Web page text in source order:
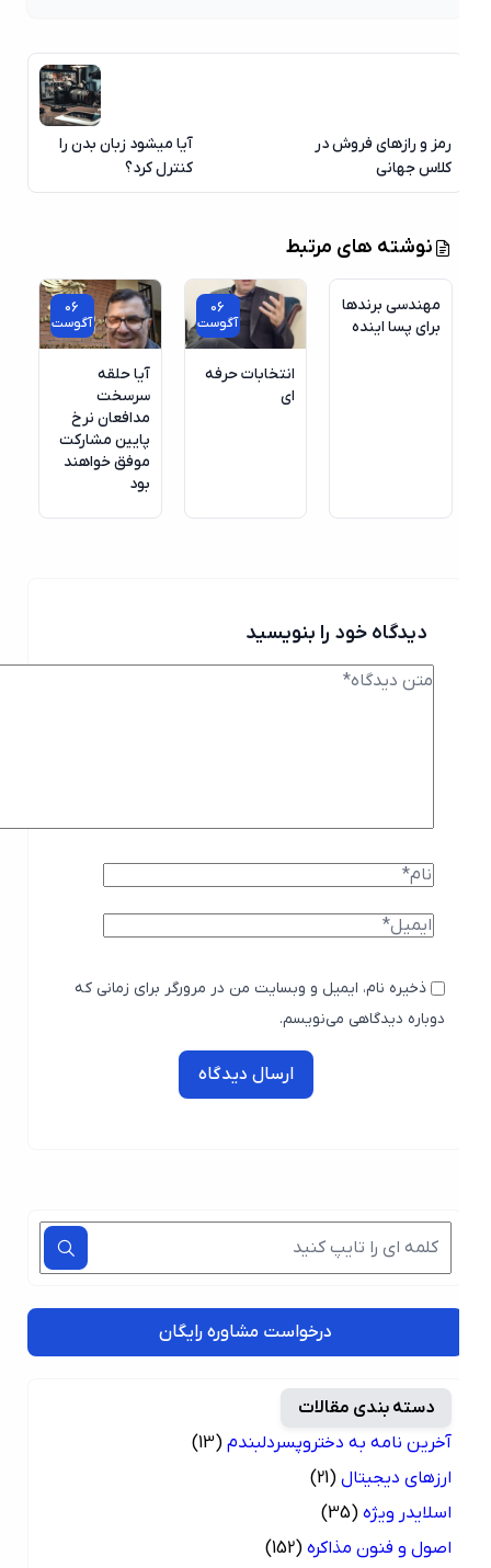
رمز و رازهای فروش در
کلاس جهانی
آیا میشود زبان بدن را
کنترل کرد؟
نوشته های مرتبط
مهندسی برندها
برای پسا اینده
06
آگوست
انتخابات حرفه
06
آگوست
آیا حلقه
سرسخت
مدافعان نرخ
پایین مشارکت
موفق خواهند
دیدگاه خود را بنویسید
ذخیره نام، ایمیل و وبسایت من در مرورگر برای زمانی که
دوباره دیدگاهی می‌نویسم.
ارسال دیدگاه
درخواست مشاوره رایگان
دسته بندی مقالات
آخرین نامه به دختروپسردلبندم (13)
ارزهای دیجیتال (21)
اسلایدر ویژه (35)
اصول و فنون مذاکره (152)